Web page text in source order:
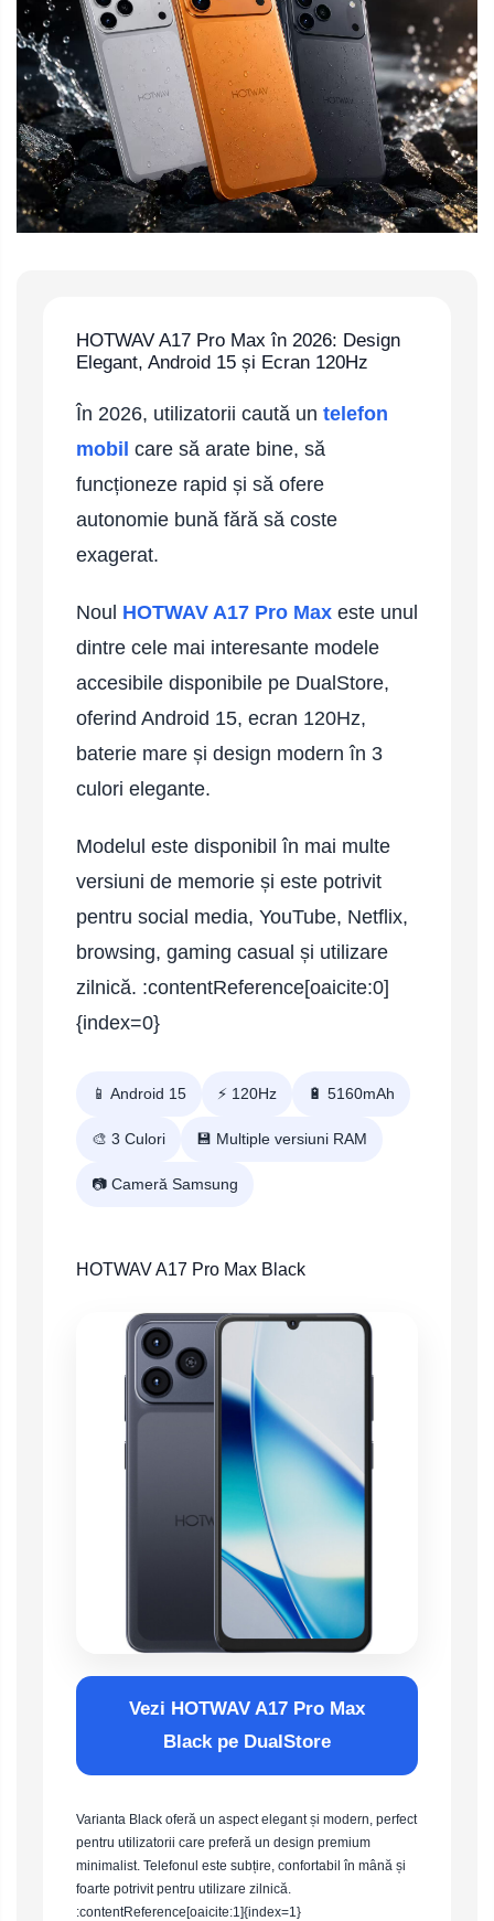
Telefoane mobile Ulefone
Telefoane mobile Unihertz
Telefoane mobile Cubot
Telefoane mobile Blackview
Telefoane mobile OSCAL
Telefoane mobile Fossibot
Telefoane mobile Lagenio
Telefoane mobile Samsung
Telefoane mobile HUAWEI
Telefoane mobile iHunt
Telefoane mobile AGM
Telefoane mobile Realme
Telefoane mobile ZTE Nubia
Telefoane mobile ALTE BRANDURI
HOTWAV A17 Pro Max în 2026: Design
Elegant, Android 15 și Ecran 120Hz
În 2026, utilizatorii caută un telefon
mobil care să arate bine, să
funcționeze rapid și să ofere
autonomie bună fără să coste
exagerat.
Noul HOTWAV A17 Pro Max este unul
dintre cele mai interesante modele
accesibile disponibile pe DualStore,
oferind Android 15, ecran 120Hz,
baterie mare și design modern în 3
culori elegante.
Modelul este disponibil în mai multe
versiuni de memorie și este potrivit
pentru social media, YouTube, Netflix,
browsing, gaming casual și utilizare
zilnică. :contentReference[oaicite:0]
{index=0}
📱 Android 15 ⚡ 120Hz 🔋 5160mAh
🎨 3 Culori 💾 Multiple versiuni RAM
📷 Cameră Samsung
HOTWAV A17 Pro Max Black
Vezi HOTWAV A17 Pro Max
Black pe DualStore
Varianta Black oferă un aspect elegant și modern, perfect
pentru utilizatorii care preferă un design premium
minimalist. Telefonul este subțire, confortabil în mână și
foarte potrivit pentru utilizare zilnică.
:contentReference[oaicite:1]{index=1}